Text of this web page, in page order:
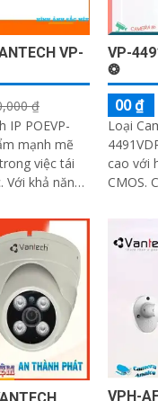
VP-
₫
IP POEVP-
mạnh mẽ
việc tái
VP-
❂
00 ₫
Loại
cao với
CMOS. Camera này cung cấp hình ảnh
VPH-